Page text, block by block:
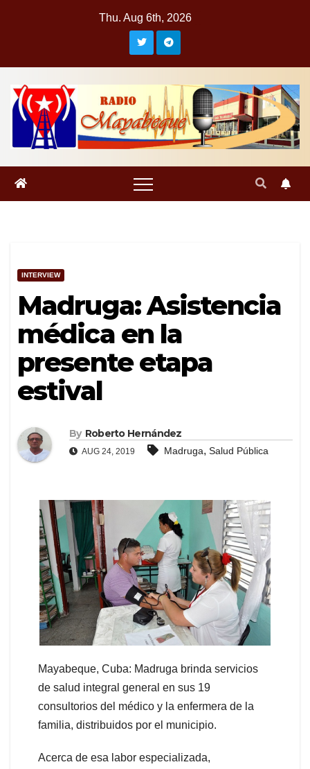
Thu. Aug 6th, 2026
INTERVIEW
Madruga: Asistencia
médica en la
presente etapa
estival
By Roberto Hernández
AUG 24, 2019 Madruga, Salud Pública
Mayabeque, Cuba: Madruga brinda servicios
de salud integral general en sus 19
consultorios del médico y la enfermera de la
familia, distribuidos por el municipio.
Acerca de esa labor especializada,